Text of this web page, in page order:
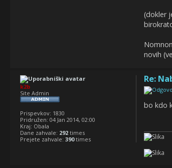
(dokler
novih
Re:
bo kdo
k2b
Site Admin
Prispevkov: 1830
Pridružen: 04 Jan 2014, 02:00
Kraj: Obala
Dane zahvale: 292 times
Prejete zahvale: 390times